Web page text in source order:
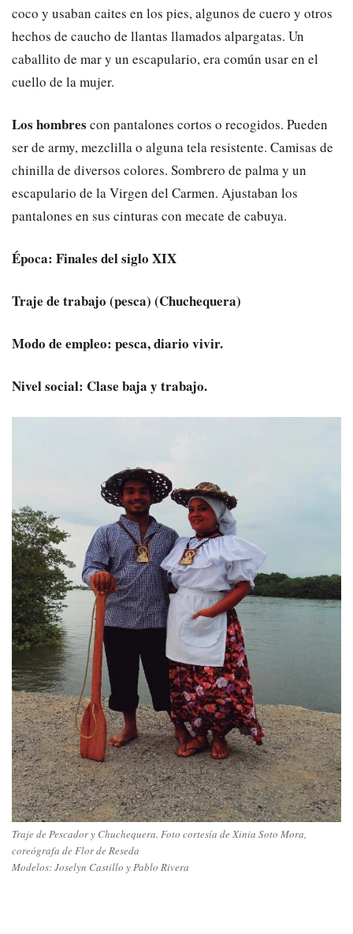
coco y usaban caites en los pies, algunos de cuero y otros
hechos de caucho de llantas llamados alpargatas. Un
caballito de mar y un escapulario, era común usar en el
cuello de la mujer.
Los hombres con pantalones cortos o recogidos. Pueden
ser de army, mezclilla o alguna tela resistente. Camisas de
chinilla de diversos colores. Sombrero de palma y un
escapulario de la Virgen del Carmen. Ajustaban los
pantalones en sus cinturas con mecate de cabuya.
Época: Finales del siglo XIX
Traje de trabajo (pesca) (Chuchequera)
Modo de empleo: pesca, diario vivir.
Nivel social: Clase baja y trabajo.
Traje de Pescador y Chuchequera. Foto cortesía de Xinia Soto Mora,
coreógrafa de Flor de Reseda
Modelos: Joselyn Castillo y Pablo Rivera